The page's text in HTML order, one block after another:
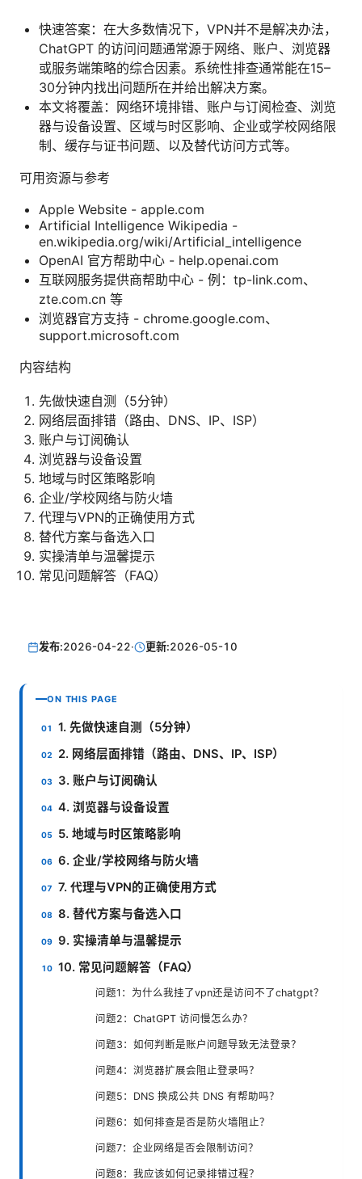
快速答案：在大多数情况下，VPN并不是解决办法，
ChatGPT 的访问问题通常源于网络、账户、浏览器
或服务端策略的综合因素。系统性排查通常能在15–
30分钟内找出问题所在并给出解决方案。
本文将覆盖：网络环境排错、账户与订阅检查、浏览
器与设备设置、区域与时区影响、企业或学校网络限
制、缓存与证书问题、以及替代访问方式等。
可用资源与参考
Apple Website - apple.com
Artificial Intelligence Wikipedia -
en.wikipedia.org/wiki/Artificial_intelligence
OpenAI 官方帮助中心 - help.openai.com
互联网服务提供商帮助中心 - 例：tp-link.com、
zte.com.cn 等
浏览器官方支持 - chrome.google.com、
support.microsoft.com
内容结构
先做快速自测（5分钟）
网络层面排错（路由、DNS、IP、ISP）
账户与订阅确认
浏览器与设备设置
地域与时区策略影响
企业/学校网络与防火墙
代理与VPN的正确使用方式
替代方案与备选入口
实操清单与温馨提示
常见问题解答（FAQ）
发布:2026-04-22· 更新:2026-05-10
ON THIS PAGE
1. 先做快速自测（5分钟）
2. 网络层面排错（路由、DNS、IP、ISP）
3. 账户与订阅确认
4. 浏览器与设备设置
5. 地域与时区策略影响
6. 企业/学校网络与防火墙
7. 代理与VPN的正确使用方式
8. 替代方案与备选入口
9. 实操清单与温馨提示
10. 常见问题解答（FAQ）
问题1：为什么我挂了vpn还是访问不了chatgpt？
问题2：ChatGPT 访问慢怎么办？
问题3：如何判断是账户问题导致无法登录？
问题4：浏览器扩展会阻止登录吗？
问题5：DNS 换成公共 DNS 有帮助吗？
问题6：如何排查是否是防火墙阻止？
问题7：企业网络是否会限制访问？
问题8：我应该如何记录排错过程？